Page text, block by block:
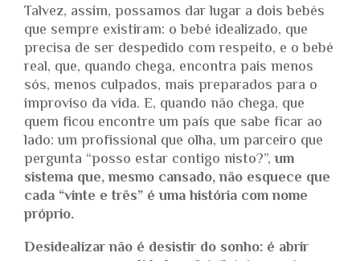
Talvez, assim, possamos dar lugar a dois bebés
que sempre existiram: o bebé idealizado, que
precisa de ser despedido com respeito, e o bebé
real, que, quando chega, encontra pais menos
sós, menos culpados, mais preparados para o
improviso da vida. E, quando não chega, que
quem ficou encontre um país que sabe ficar ao
lado: um profissional que olha, um parceiro que
pergunta “posso estar contigo nisto?”,um
sistema que, mesmo cansado, não esquece que
cada “vinte e três” é uma história com nome
próprio.
Desidealizar não é desistir do sonho: é abrir